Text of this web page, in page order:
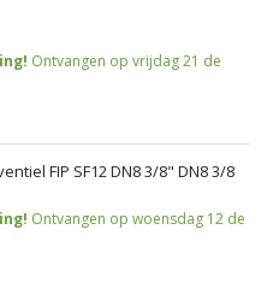
Ontvangen op vrijdag 21 de
FIP SF12 DN8 3/8" DN8 3/8
Ontvangen op woensdag 12 de